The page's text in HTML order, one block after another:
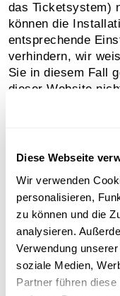
Diese Webseite
Wir verwenden
personalisieren,
zu können und die
analysieren.
Verwendung
soziale Medien,
Partner führen
das Ticketsystem)
können die
entsprechende
verhindern, wir
Sie in diesem Fall
dieser Website
Wir setzen auf
Diese Plug-ins
Symbol mit dem
und im Footer
dargestellt.
Klicken aktivieren,
mit den jeweiligen
Sie die Plug-ins
automatisch eine